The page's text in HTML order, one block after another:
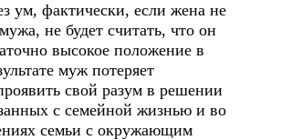
ум, фактически, если жена не
не будет считать, что он
высокое положение в
муж потеряет
свой разум в решении
с семейной жизнью и во
семьи с окружающим